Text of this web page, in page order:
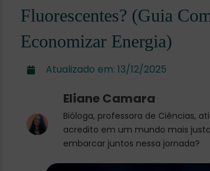
Fluorescentes? (Guia
Economizar Energia)
Atualizado em: 13/12/2025
Eliane Camara
Bióloga, professora de Ciências,
acredito em um mundo mais
embarcar juntos nessa jornada?